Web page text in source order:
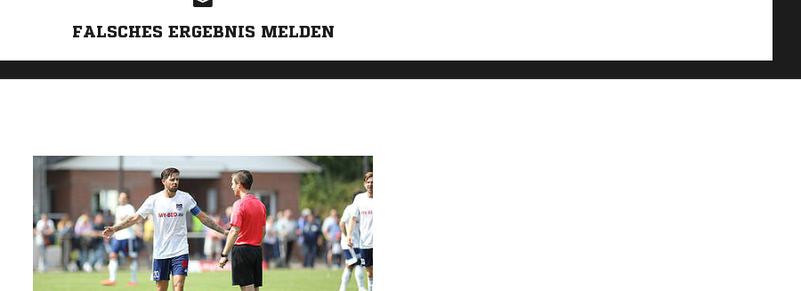
FALSCHES ERGEBNIS MELDEN